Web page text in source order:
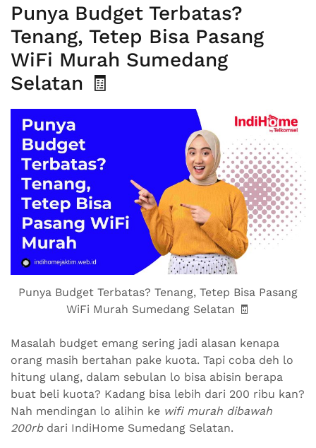
Punya Budget Terbatas?
Tenang, Tetep Bisa Pasang
WiFi Murah Sumedang
Selatan 🧾
Punya Budget Terbatas? Tenang, Tetep Bisa Pasang
WiFi Murah Sumedang Selatan 🧾
Masalah budget emang sering jadi alasan kenapa
orang masih bertahan pake kuota. Tapi coba deh lo
hitung ulang, dalam sebulan lo bisa abisin berapa
buat beli kuota? Kadang bisa lebih dari 200 ribu kan?
Nah mendingan lo alihin ke wifi murah dibawah
200rbdari IndiHome Sumedang Selatan.